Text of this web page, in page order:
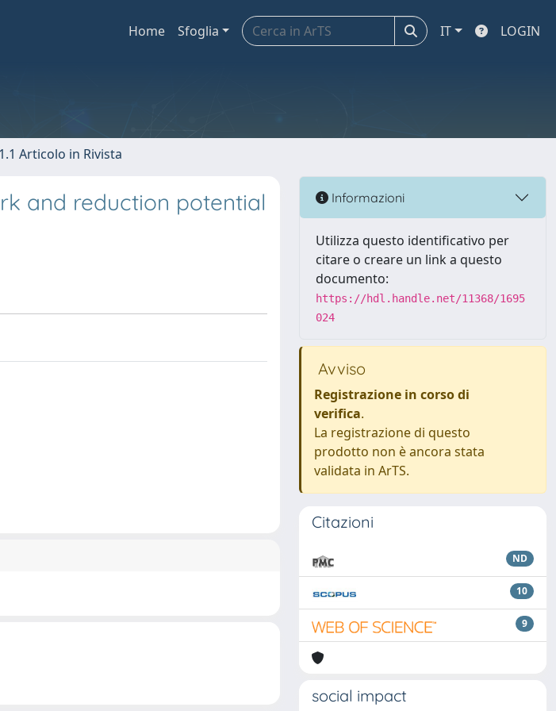
Home Sfoglia IT LOGIN
1.1 Articolo in Rivista
and reduction potential
Informazioni
Utilizza questo identificativo per
citare o creare un link a questo
documento:
https://hdl.handle.net/11368/1695
024
Avviso
Registrazione in corso di
verifica.
La registrazione di questo
prodotto non è ancora stata
validata in ArTS.
Citazioni
ND
10
9
social impact